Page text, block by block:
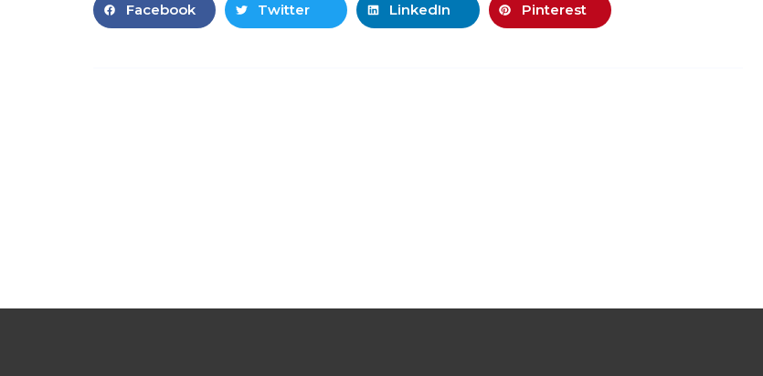
Facebook Twitter LinkedIn Pinterest